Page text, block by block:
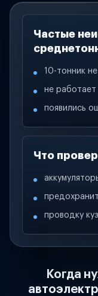
Частые
10-тонник
не работает
появились
Что
проводку
Когда